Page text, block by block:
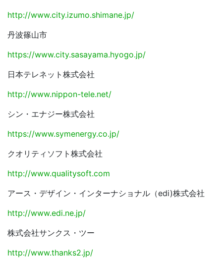
http://www.city.izumo.shimane.jp/
丹波篠山市
https://www.city.sasayama.hyogo.jp/
日本テレネット株式会社
http://www.nippon-tele.net/
シン・エナジー株式会社
https://www.symenergy.co.jp/
クオリティソフト株式会社
http://www.qualitysoft.com
アース・デザイン・インターナショナル（edi)株式会社
http://www.edi.ne.jp/
株式会社サンクス・ツー
http://www.thanks2.jp/